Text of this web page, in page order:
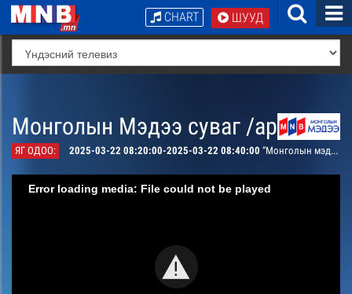
ШУУД
CHART
Монголын Мэдээ суваг /архив/
ЯГ ОДОО: 2025-03-22 08:20:00-2025-03-22 08:40:00 “Монголын мэдээ” тойм тайлбар /давталт/
Error loading media: File could not be played